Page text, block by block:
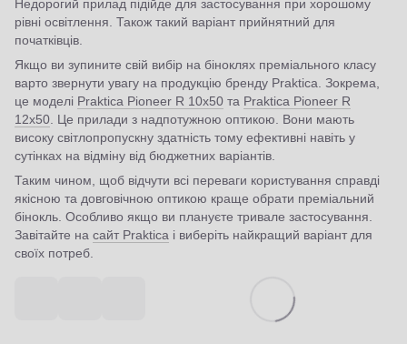
Недорогий прилад підійде для застосування при хорошому
рівні освітлення. Також такий варіант прийнятний для
початківців.
Якщо ви зупините свій вибір на біноклях преміального класу
варто звернути увагу на продукцію бренду Praktica. Зокрема,
це моделі Praktica Pioneer R 10x50 та Praktica Pioneer R
12x50. Це прилади з надпотужною оптикою. Вони мають
високу світлопропускну здатність тому ефективні навіть у
сутінках на відміну від бюджетних варіантів.
Таким чином, щоб відчути всі переваги користування справді
якісною та довговічною оптикою краще обрати преміальний
бінокль. Особливо якщо ви плануєте тривале застосування.
Завітайте на сайт Praktica і виберіть найкращий варіант для
своїх потреб.